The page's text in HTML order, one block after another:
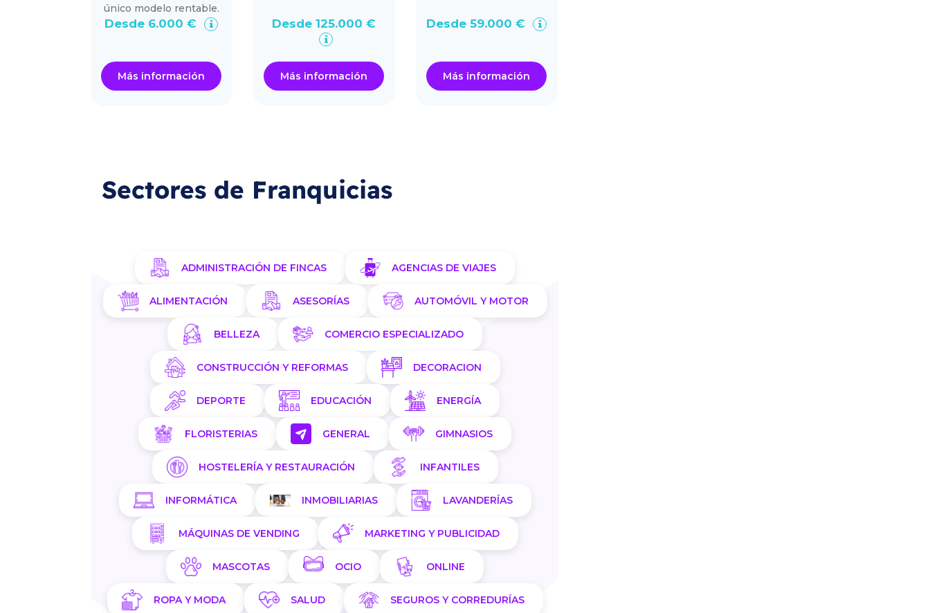
único modelo rentable.
Desde 6.000 €
Más información
Desde 125.000 €
Más información
Desde 59.000 €
Más información
Sectores de Franquicias
ADMINISTRACIÓN DE FINCAS AGENCIAS DE VIAJES
ALIMENTACIÓN ASESORÍAS AUTOMÓVIL Y MOTOR
BELLEZA COMERCIO ESPECIALIZADO
CONSTRUCCIÓN Y REFORMAS DECORACION
DEPORTE EDUCACIÓN ENERGÍA
FLORISTERIAS GENERAL GIMNASIOS
HOSTELERÍA Y RESTAURACIÓN INFANTILES
INFORMÁTICA INMOBILIARIAS LAVANDERÍAS
MÁQUINAS DE VENDING MARKETING Y PUBLICIDAD
MASCOTAS OCIO ONLINE
ROPA Y MODA SALUD SEGUROS Y CORREDURÍAS